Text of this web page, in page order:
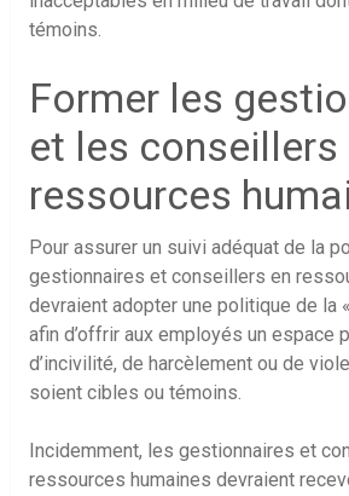
témoins.
Former les
et les conseillers
ressources
Pour assurer un suivi adéquat de la
gestionnaires et conseillers en
devraient adopter une politique de la
afin d’offrir aux employés un espace
d’incivilité, de harcèlement ou de
soient cibles ou témoins.
Incidemment, les gestionnaires et
ressources humaines devraient